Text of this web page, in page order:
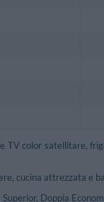
color satellitare,
cucina attrezzata e
Doppia